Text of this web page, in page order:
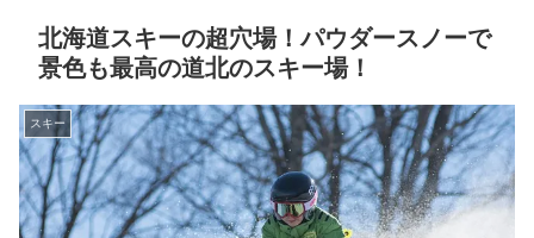
北海道スキーの超穴場！パウダースノーで
景色も最高の道北のスキー場！
スキー